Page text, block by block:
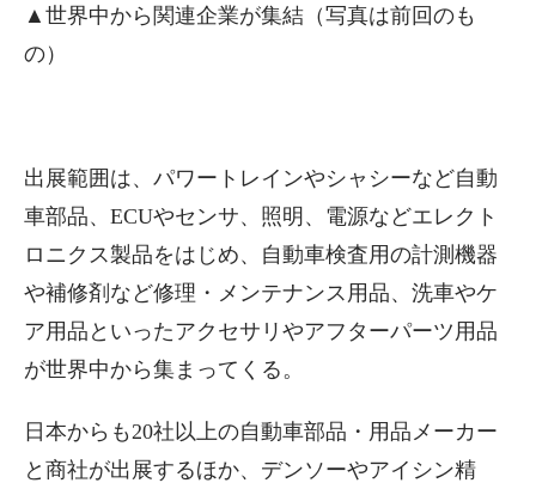
▲世界中から関連企業が集結（写真は前回のも
の）
出展範囲は、パワートレインやシャシーなど自動
車部品、ECUやセンサ、照明、電源などエレクト
ロニクス製品をはじめ、自動車検査用の計測機器
や補修剤など修理・メンテナンス用品、洗車やケ
ア用品といったアクセサリやアフターパーツ用品
が世界中から集まってくる。
日本からも20社以上の自動車部品・用品メーカー
と商社が出展するほか、デンソーやアイシン精